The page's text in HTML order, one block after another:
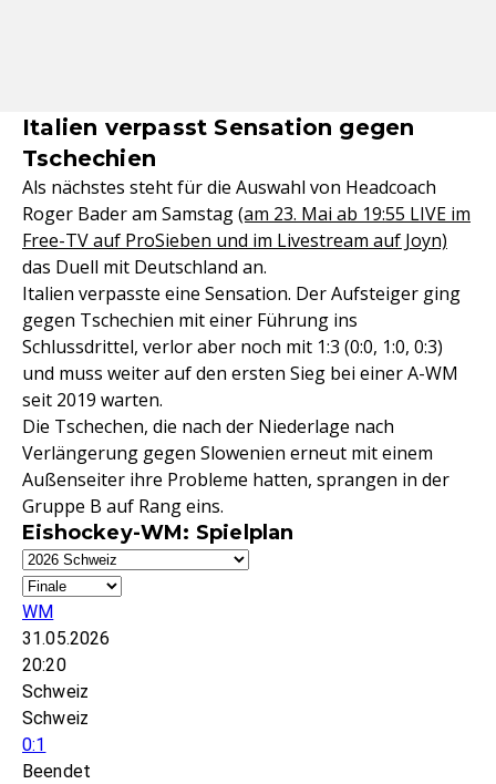
Italien verpasst Sensation gegen
Tschechien
Als nächstes steht für die Auswahl von Headcoach
Roger Bader am Samstag(am 23. Mai ab 19:55 LIVE im
Free-TV auf ProSieben und im Livestream auf Joyn)
das Duell mit Deutschland an.
Italien verpasste eine Sensation. Der Aufsteiger ging
gegen Tschechien mit einer Führung ins
Schlussdrittel, verlor aber noch mit 1:3 (0:0, 1:0, 0:3)
und muss weiter auf den ersten Sieg bei einer A-WM
seit 2019 warten.
Die Tschechen, die nach der Niederlage nach
Verlängerung gegen Slowenien erneut mit einem
Außenseiter ihre Probleme hatten, sprangen in der
Gruppe B auf Rang eins.
Eishockey-WM: Spielplan
WM
31.05.2026
20:20
Schweiz
Schweiz
0:1
Beendet